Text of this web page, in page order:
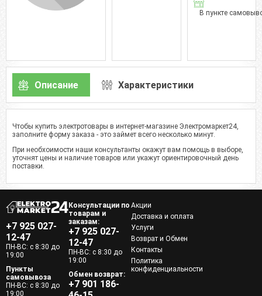
В пункте
Описание Характеристики
Чтобы купить электротовары в интернет-магазине Электромаркет24,
заполните форму заказа - это займет всего несколько минут.
При необхоимости наши консультанты окажут вам помощь в выборе,
уточнят цены и наличие товаров или укажут ориентировочный день
поставки.
+7 925 027-
12-47
ПН-ВС: с 8:30 до
19:00
Пункты
самовывоза
ПН-ВС: с 8:30 до
19:00
Консультации по
товарам и
заказам:
+7 925 027-
12-47
ПН-ВС: с 8:30 до
19:00
Обмен возврат:
+7 901 186-
Акции
Доставка и оплата
Услуги
Возврат и Обмен
Контакты
Политика
конфиденциальности